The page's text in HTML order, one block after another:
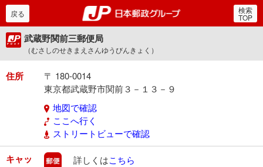
郵便局・日本郵政グルー
戻る 検索
TOP
武蔵野関前三郵便局
（むさしのせきまえさんゆうびんきょく）
住所
〒 180-0014
東京都武蔵野市関前３－１３－９
地図で確認
ここへ行く
ストリートビューで確認
キャッ
郵便
詳しくはこちら